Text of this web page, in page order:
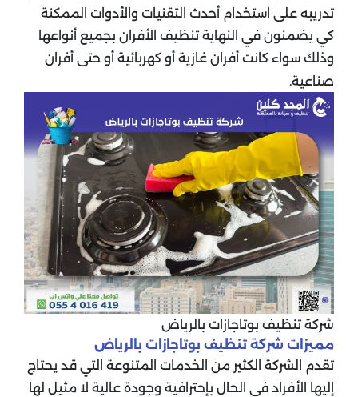
تدريبه على استخدام أحدث التقنيات والأدوات الممكنة
كي يضمنون في النهاية تنظيف الأفران بجميع أنواعها
وذلك سواء كانت أفران غازية أو كهربائية أو حتى أفران
صناعية.
شركة تنظيف بوتاجازات بالرياض
مميزات شركة تنظيف بوتاجازات بالرياض
تقدم الشركة الكثير من الخدمات المتنوعة التي قد يحتاج
إليها الأفراد في الحال بإحترافية وجودة عالية لا مثيل لها